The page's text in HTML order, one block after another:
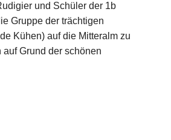
und Schüler der 1b
Gruppe der trächtigen
Kühen) auf die Mitteralm zu
Grund der schönen